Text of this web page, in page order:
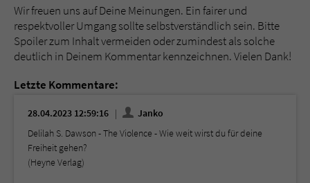
Wir freuen uns auf Deine Meinungen. Ein fairer und
respektvoller Umgang sollte selbstverständlich sein. Bitte
Spoiler zum Inhalt vermeiden oder zumindest als solche
deutlich in Deinem Kommentar kennzeichnen. Vielen Dank!
Letzte Kommentare:
28.04.2023 12:59:16
Janko
Delilah S. Dawson - The Violence - Wie weit wirst du für deine
Freiheit gehen?
(Heyne Verlag)